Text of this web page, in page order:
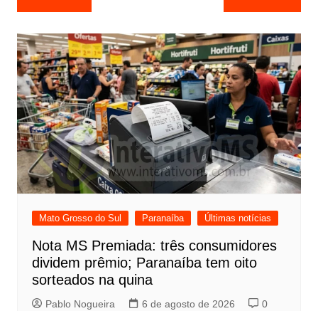
de
Post
Mato Grosso do Sul Paranaíba Últimas notícias
Nota MS Premiada: três consumidores
dividem prêmio; Paranaíba tem oito
sorteados na quina
Pablo Nogueira 6 de agosto de 2026 0